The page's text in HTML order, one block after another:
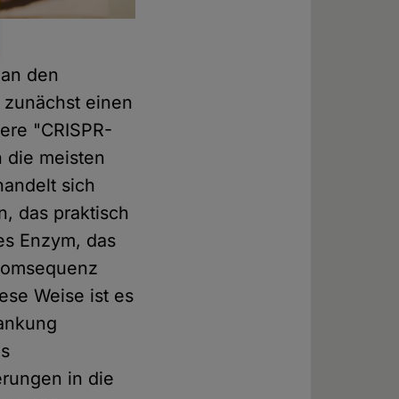
den
einen
"CRISPR-
die meisten
sich
das praktisch
Enzym, das
Weise ist es
in die